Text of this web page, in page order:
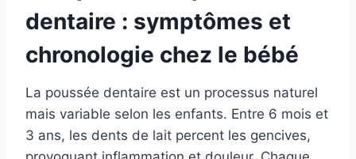
dentaire : symptômes et
chronologie chez le bébé
La poussée dentaire est un processus naturel
mais variable selon les enfants. Entre 6 mois et
3 ans, les dents de lait percent les gencives,